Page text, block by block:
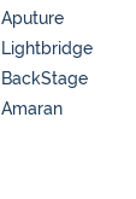
Aputure
Lightbridge
BackStage
Amaran